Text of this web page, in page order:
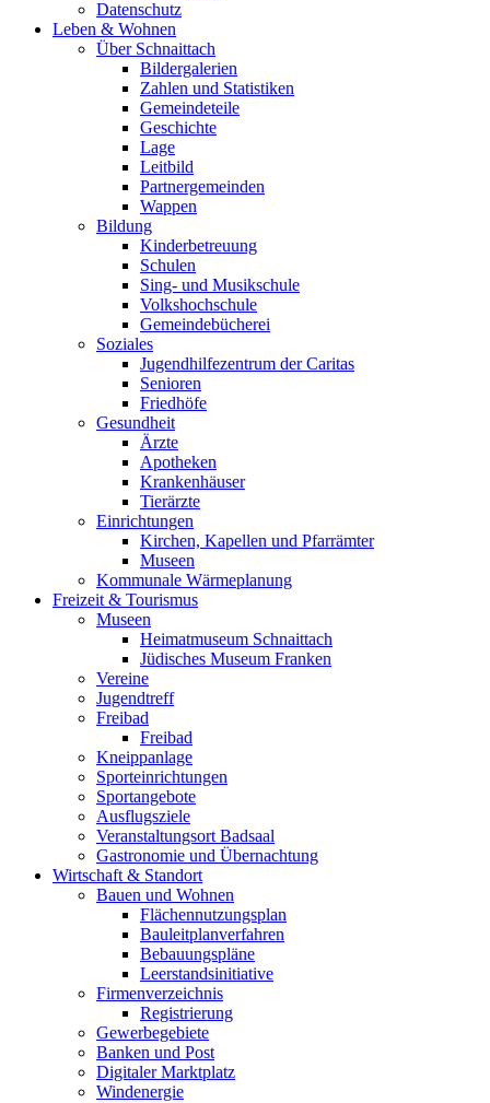
Datenschutz
Leben & Wohnen
Über Schnaittach
Bildergalerien
Zahlen und Statistiken
Gemeindeteile
Geschichte
Lage
Leitbild
Partnergemeinden
Wappen
Bildung
Kinderbetreuung
Schulen
Sing- und Musikschule
Volkshochschule
Gemeindebücherei
Soziales
Jugendhilfezentrum der Caritas
Senioren
Friedhöfe
Gesundheit
Ärzte
Apotheken
Krankenhäuser
Tierärzte
Einrichtungen
Kirchen, Kapellen und Pfarrämter
Museen
Kommunale Wärmeplanung
Freizeit & Tourismus
Museen
Heimatmuseum Schnaittach
Jüdisches Museum Franken
Vereine
Jugendtreff
Freibad
Freibad
Kneippanlage
Sporteinrichtungen
Sportangebote
Ausflugsziele
Veranstaltungsort Badsaal
Gastronomie und Übernachtung
Wirtschaft & Standort
Bauen und Wohnen
Flächennutzungsplan
Bauleitplanverfahren
Bebauungspläne
Leerstandsinitiative
Firmenverzeichnis
Registrierung
Gewerbegebiete
Banken und Post
Digitaler Marktplatz
Windenergie